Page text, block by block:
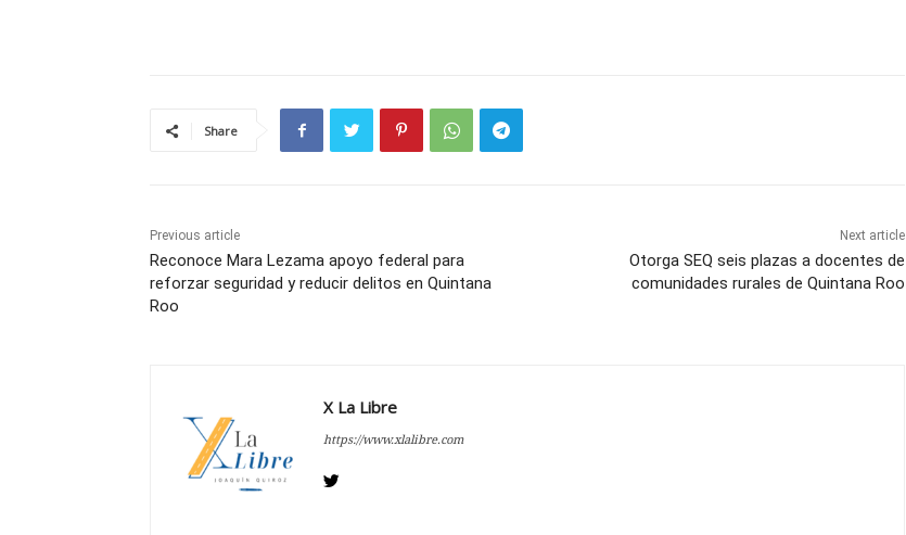
Share
Previous article
Reconoce Mara Lezama apoyo federal para
reforzar seguridad y reducir delitos en Quintana
Roo
Next article
Otorga SEQ seis plazas a docentes de
comunidades rurales de Quintana Roo
X La Libre
https://www.xlalibre.com